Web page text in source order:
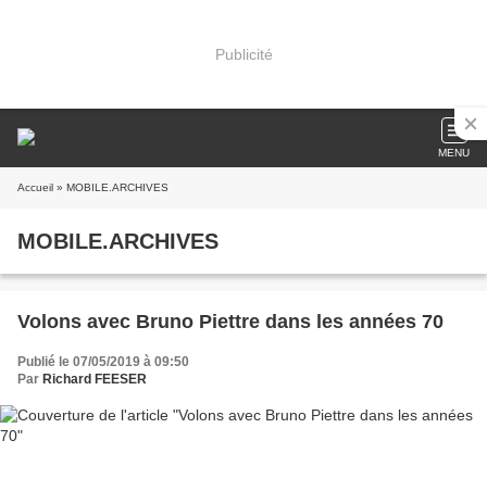
Publicité
MENU
Accueil » MOBILE.ARCHIVES
MOBILE.ARCHIVES
Volons avec Bruno Piettre dans les années 70
Publié le 07/05/2019 à 09:50
Par Richard FEESER